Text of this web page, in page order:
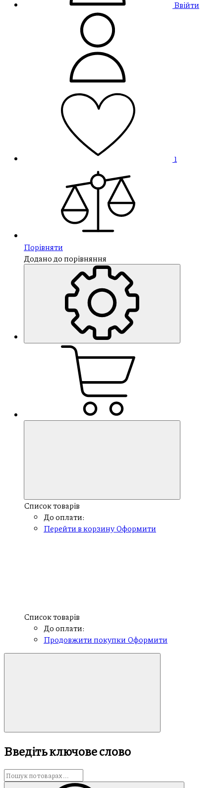
Ввійти
1
Порівняти
Додано до порівняння
Список товарів
До оплати:
Перейти в корзинуОформити
Список товарів
До оплати:
Продовжити покупкиОформити
Введіть ключове слово